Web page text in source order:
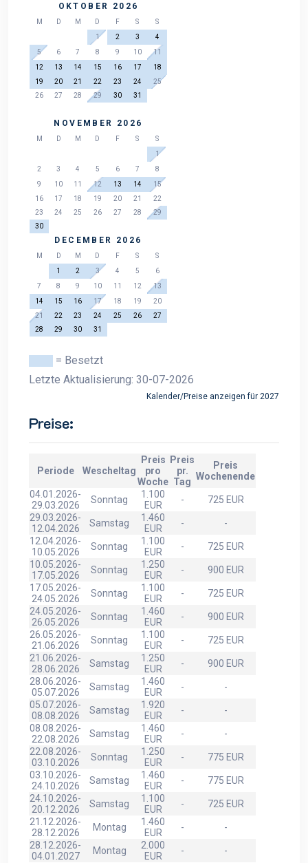
OKTOBER 2026
M D M D F S
S
1
2 3
4
5
6 7 8 9 10
11
12
13 14 15 16 17
18
19
20 21 22 23 24
25
26
27 28 29 30 31
NOVEMBER 2026
M D M D F S
S
1
2
3 4 5 6 7
8
9
10 11 12 13 14
15
16
17 18 19 20 21
22
23
24 25 26 27 28
29
30
DECEMBER 2026
M D M D F S
S
1
2 3 4 5
6
7
8 9 10 11 12
13
14
15 16 17 18 19
20
21
22 23 24 25 26
27
28
29 30 31
= Besetzt
Letzte Aktualisierung: 30-07-2026
Kalender/Preise anzeigen für 2027
Preise:
Periode Wescheltag
Preis
pro
Woche
Preis
pr.
Tag
Preis
Wochenende
04.01.2026-
29.03.2026
Sonntag
1.100
EUR
-
725 EUR
29.03.2026-
12.04.2026
Samstag
1.460
EUR
-
-
12.04.2026-
10.05.2026
Sonntag
1.100
EUR
-
725 EUR
10.05.2026-
17.05.2026
Sonntag
1.250
EUR
-
900 EUR
17.05.2026-
24.05.2026
Sonntag
1.100
EUR
-
725 EUR
24.05.2026-
26.05.2026
Sonntag
1.460
EUR
-
900 EUR
26.05.2026-
21.06.2026
Sonntag
1.100
EUR
-
725 EUR
21.06.2026-
28.06.2026
Samstag
1.250
EUR
-
900 EUR
28.06.2026-
05.07.2026
Samstag
1.460
EUR
-
-
05.07.2026-
08.08.2026
Samstag
1.920
EUR
-
-
08.08.2026-
22.08.2026
Samstag
1.460
EUR
-
-
22.08.2026-
03.10.2026
Sonntag
1.250
EUR
-
775 EUR
03.10.2026-
24.10.2026
Samstag
1.460
EUR
-
775 EUR
24.10.2026-
20.12.2026
Samstag
1.100
EUR
-
725 EUR
21.12.2026-
28.12.2026
Montag
1.460
EUR
-
-
28.12.2026-
04.01.2027
Montag
2.000
EUR
- -